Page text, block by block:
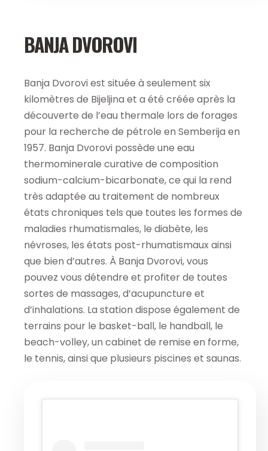
BANJA DVOROVI
Banja Dvorovi est située à seulement six
kilomètres de Bijeljina et a été créée après la
découverte de l’eau thermale lors de forages
pour la recherche de pétrole en Semberija en
1957. Banja Dvorovi possède une eau
thermominerale curative de composition
sodium-calcium-bicarbonate, ce qui la rend
très adaptée au traitement de nombreux
états chroniques tels que toutes les formes de
maladies rhumatismales, le diabète, les
névroses, les états post-rhumatismaux ainsi
que bien d’autres. À Banja Dvorovi, vous
pouvez vous détendre et profiter de toutes
sortes de massages, d’acupuncture et
d’inhalations. La station dispose également de
terrains pour le basket-ball, le handball, le
beach-volley, un cabinet de remise en forme,
le tennis, ainsi que plusieurs piscines et saunas.